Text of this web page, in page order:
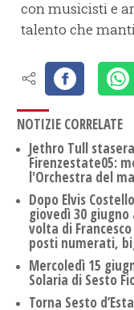
con musicisti e
talento che
NOTIZIE CORRELATE
Jethro Tull
Firenzestate05:
l'Orchestra del
Dopo Elvis
giovedì 30 giugno
volta di
posti numerati,
Mercoledì 15
Solaria di Sesto
Torna Sesto